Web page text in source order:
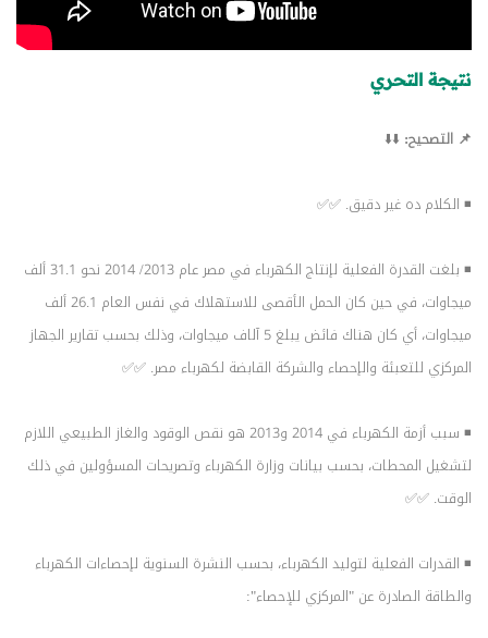
نتيجة التحري
📌 التصحيح: ⬇️⬇️
◾ الكلام ده غير دقيق. ✅✅
◾ بلغت القدرة الفعلية لإنتاج الكهرباء في مصر عام 2013/ 2014 نحو 31.1 ألف
ميجاوات، في حين كان الحمل الأقصى للاستهلاك في نفس العام 26.1 ألف
ميجاوات، أي كان هناك فائض يبلغ 5 آلاف ميجاوات، وذلك بحسب تقارير الجهاز
المركزي للتعبئة والإحصاء والشركة القابضة لكهرباء مصر. ✅✅
◾ سبب أزمة الكهرباء في 2014 و2013 هو نقص الوقود والغاز الطبيعي اللازم
لتشغيل المحطات، بحسب بيانات وزارة الكهرباء وتصريحات المسؤولين في ذلك
الوقت. ✅✅
◾ القدرات الفعلية لتوليد الكهرباء، بحسب النشرة السنوية لإحصاءات الكهرباء
والطاقة الصادرة عن "المركزي للإحصاء":